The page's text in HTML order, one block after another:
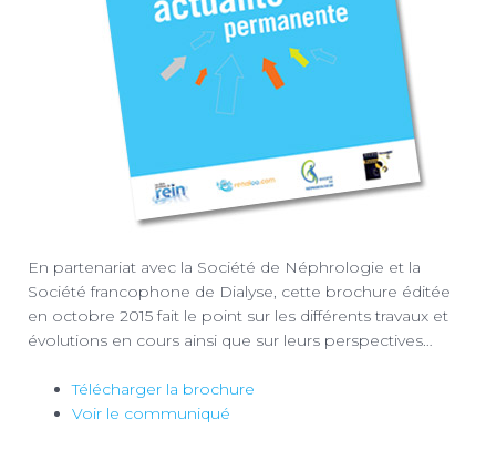
En partenariat avec la Société de Néphrologie et la
Société francophone de Dialyse, cette brochure éditée
en octobre 2015 fait le point sur les différents travaux et
évolutions en cours ainsi que sur leurs perspectives…
Télécharger la brochure
Voir le communiqué